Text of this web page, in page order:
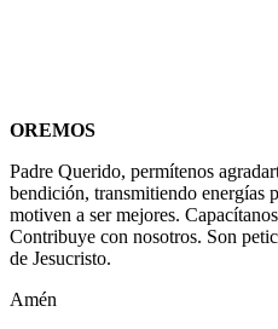
OREMOS
Padre Querido, permítenos
bendición, transmitiendo energías
motiven a ser mejores.
Contribuye con nosotros. Son
de Jesucristo.
Amén